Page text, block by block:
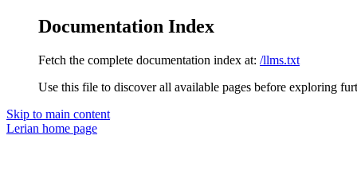
Documentation Index
Fetch the complete documentation index at: /llms.txt
Use this file to discover all available pages before exploring
Skip to main content
Lerian home page